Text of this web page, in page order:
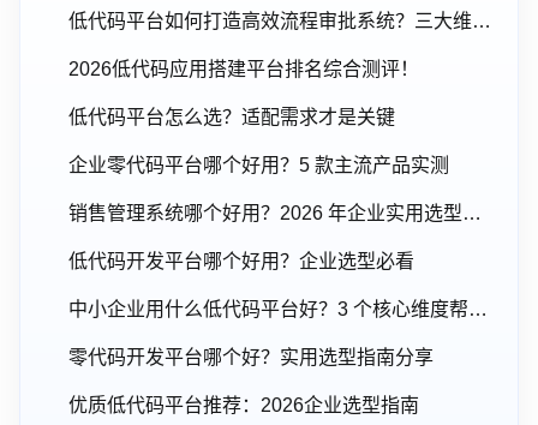
2026低代码应用搭建平台排名综合测评！
低代码平台怎么选？适配需求才是关键
企业零代码平台哪个好用？5 款主流产品实测
低代码开发平台哪个好用？企业选型必看
零代码开发平台哪个好？实用选型指南分享
优质低代码平台推荐：2026企业选型指南